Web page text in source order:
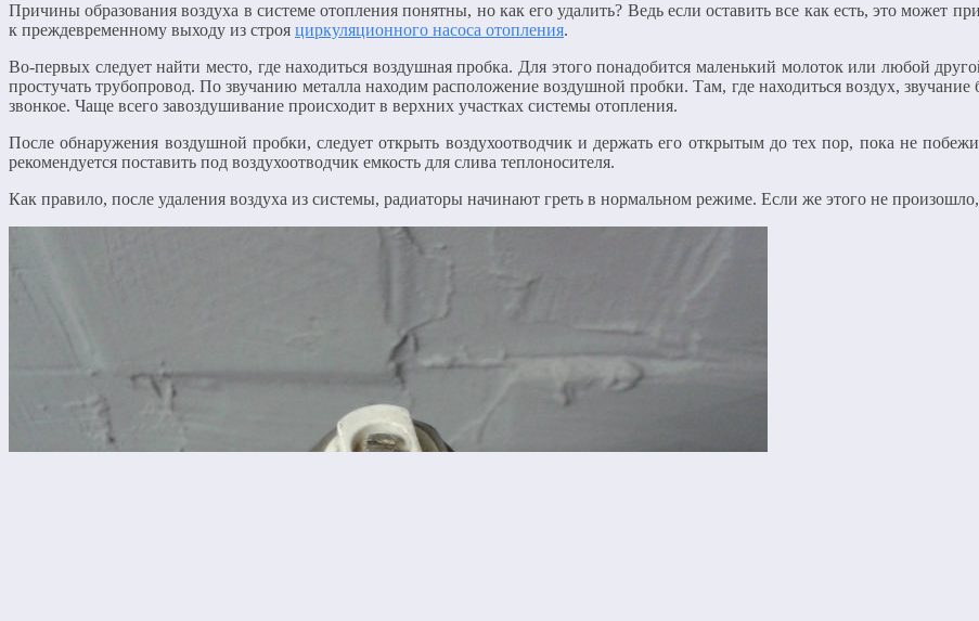
Причины образования воздуха в системе отопления понятны, но как его удалить? Ведь если оставить все как есть, это может
к преждевременному выходу из строя циркуляционного насоса отопления.
Во-первых следует найти место, где находиться воздушная пробка. Для этого понадобится маленький молоток или любой
простучать трубопровод. По звучанию металла находим расположение воздушной пробки. Там, где находиться воздух, звучание
звонкое. Чаще всего завоздушивание происходит в верхних участках системы отопления.
После обнаружения воздушной пробки, следует открыть воздухоотводчик и держать его открытым до тех пор, пока не
рекомендуется поставить под воздухоотводчик емкость для слива теплоносителя.
Как правило, после удаления воздуха из системы, радиаторы начинают греть в нормальном режиме. Если же этого не